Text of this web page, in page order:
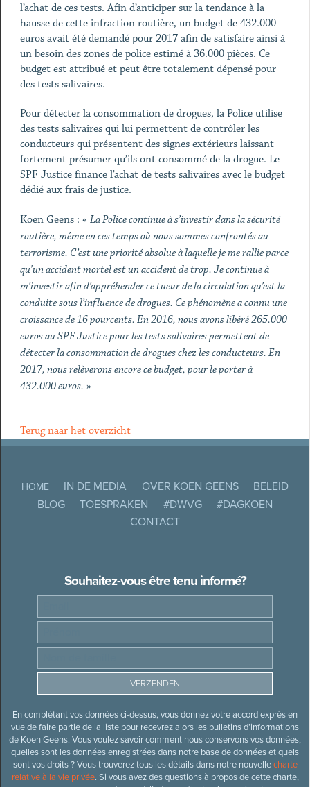
l’achat de ces tests. Afin d’anticiper sur la tendance à la
hausse de cette infraction routière, un budget de 432.000
euros avait été demandé pour 2017 afin de satisfaire ainsi à
un besoin des zones de police estimé à 36.000 pièces. Ce
budget est attribué et peut être totalement dépensé pour
des tests salivaires.
Pour détecter la consommation de drogues, la Police utilise
des tests salivaires qui lui permettent de contrôler les
conducteurs qui présentent des signes extérieurs laissant
fortement présumer qu’ils ont consommé de la drogue. Le
SPF Justice finance l’achat de tests salivaires avec le budget
dédié aux frais de justice.
Koen Geens : « La Police continue à s’investir dans la sécurité
routière, même en ces temps où nous sommes confrontés au
terrorisme. C’est une priorité absolue à laquelle je me rallie parce
qu’un accident mortel est un accident de trop. Je continue à
m’investir afin d’appréhender ce tueur de la circulation qu’est la
conduite sous l’influence de drogues. Ce phénomène a connu une
croissance de 16 pourcents. En 2016, nous avons libéré 265.000
euros au SPF Justice pour les tests salivaires permettent de
détecter la consommation de drogues chez les conducteurs. En
2017, nous relèverons encore ce budget, pour le porter à
432.000 euros. »
Terug naar het overzicht
HOME IN DE MEDIA OVER KOEN GEENS
BELEID
BLOG
TOESPRAKEN #DWVG
#DAGKOEN
CONTACT
Souhaitez-vous être tenu informé?
En complétant vos données ci-dessus, vous donnez votre accord exprès en
vue de faire partie de la liste pour recevrez alors les bulletins d’informations
de Koen Geens. Vous voulez savoir comment nous conservons vos données,
quelles sont les données enregistrées dans notre base de données et quels
sont vos droits ? Vous trouverez tous les détails dans notre nouvellecharte
relative à la vie privée. Si vous avez des questions à propos de cette charte,